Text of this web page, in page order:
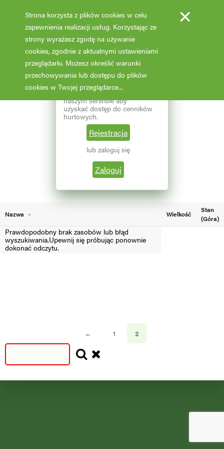
Reprezentujesz branżę
ogrodniczą? Zarejestruj się w
naszym serwisie aby
uzyskać dostęp do cenników
hurtowych.
Rejestracja
lub zaloguj się
Zaloguj
Fotooferta cenowa - hurt
Aktualizacja: 07.02.2026 godz: 02:03
Pokaż filtry
Wybierz grupę roślin
Wybierz nazwę rośliny
Aktualna liczba wyników: 70
1
Nazwa Wielkość
Stan
(Góra)
Prawdopodobny brak zasobów lub błąd
wyszukiwania.Upewnij się próbując ponownie
dokonać odczytu.
← 1 2
Strona korzysta z plików cookies w celu
zapewnienia realizacji usług. Korzystając ze
strony wyrażasz zgodę na używanie
cookies, zgodnie z aktualnymi ustawieniami
przeglądarki. Możesz określić warunki
przechowywania lub dostępu do plików
cookies w Twojej przeglądarce...
×